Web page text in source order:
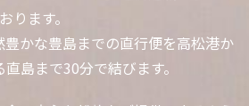
ります。
かな豊島までの直行便を高松港か
島まで30分で結びます。